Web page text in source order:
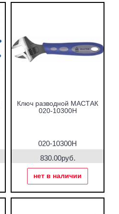
Ключ разводной МАСТАК
020-10300H
020-10300H
830.00руб.
нет в наличии